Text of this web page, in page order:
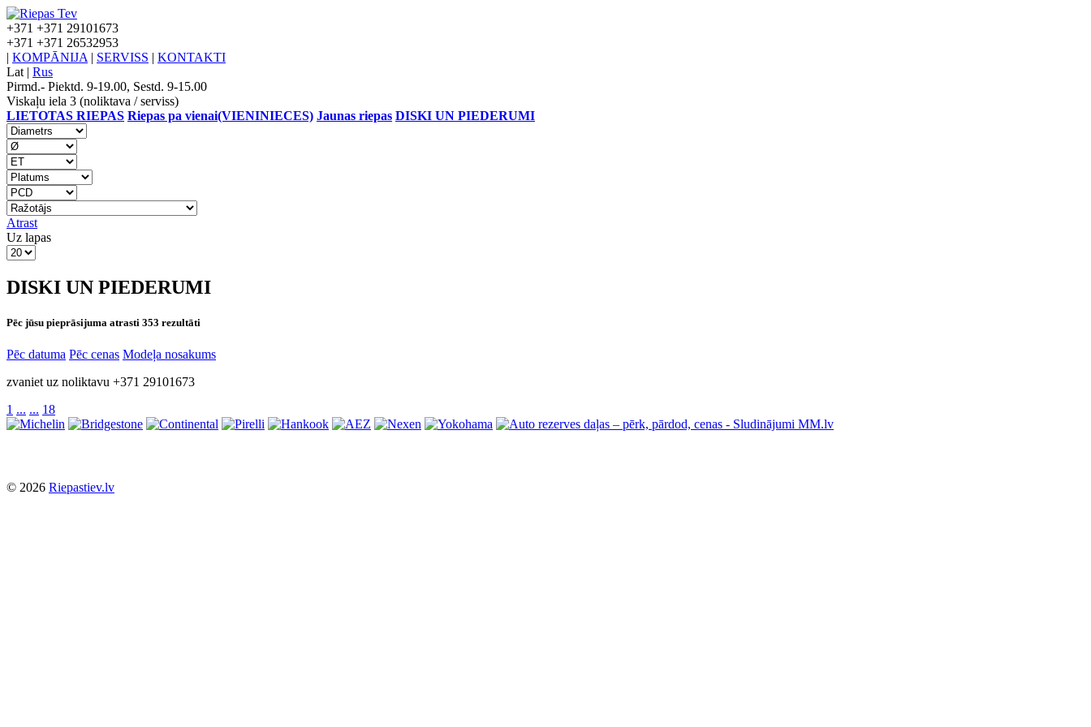
+371 +371 29101673
+371 +371 26532953
| KOMPĀNIJA | SERVISS | KONTAKTI
Lat | Rus
Pirmd.- Piektd. 9-19.00, Sestd. 9-15.00
Viskaļu iela 3 (noliktava / serviss)
LIETOTAS RIEPAS Riepas pa vienai(VIENINIECES) Jaunas riepas DISKI UN PIEDERUMI
Atrast
Uz lapas
DISKI UN PIEDERUMI
Pēc jūsu pieprāsijuma atrasti 353 rezultāti
Pēc datuma Pēc cenas Modeļa nosakums
zvaniet uz noliktavu +371 29101673
1 ... ... 18
© 2026 Riepastiev.lv